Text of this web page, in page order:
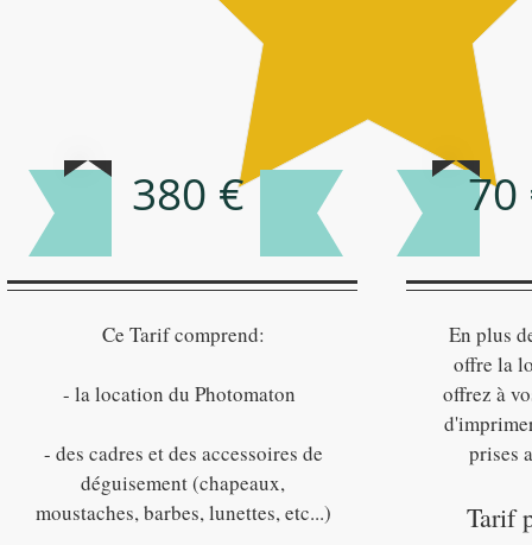
380 €
Ce Tarif comprend:
- la location du Photomaton
- des cadres et des accessoires de
déguisement (chapeaux,
moustaches, barbes, lunettes, etc...)
70
En plus
offre la
offrez à
prises
Tarif